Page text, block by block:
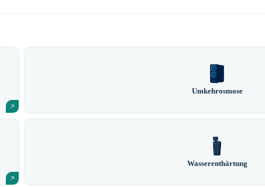
Umkehrosmose
Wasserenthärtung